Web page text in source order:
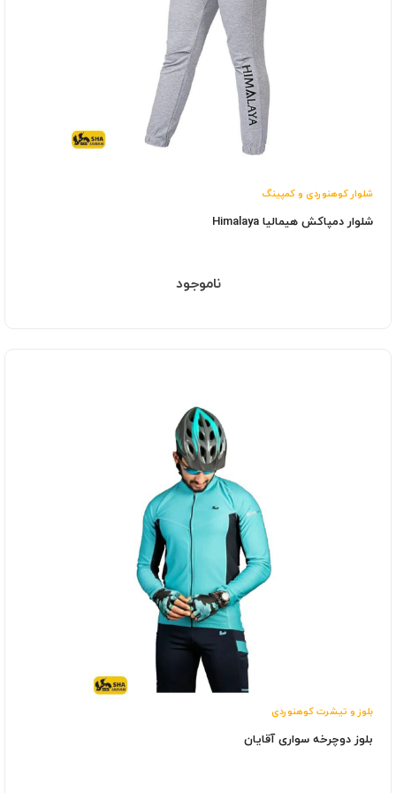
شلوار کوهنوردی و کمپینگ
شلوار دمپاکش هیمالیا Himalaya
ناموجود
بلوز و تیشرت کوهنوردی
بلوز دوچرخه سواری آقایان